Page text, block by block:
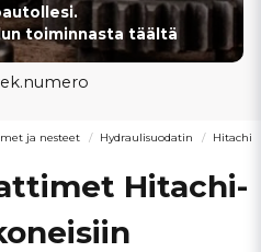
toiminnasta täältä
ja nesteet Hydraulisuodatin Hitachi
Hitachi-